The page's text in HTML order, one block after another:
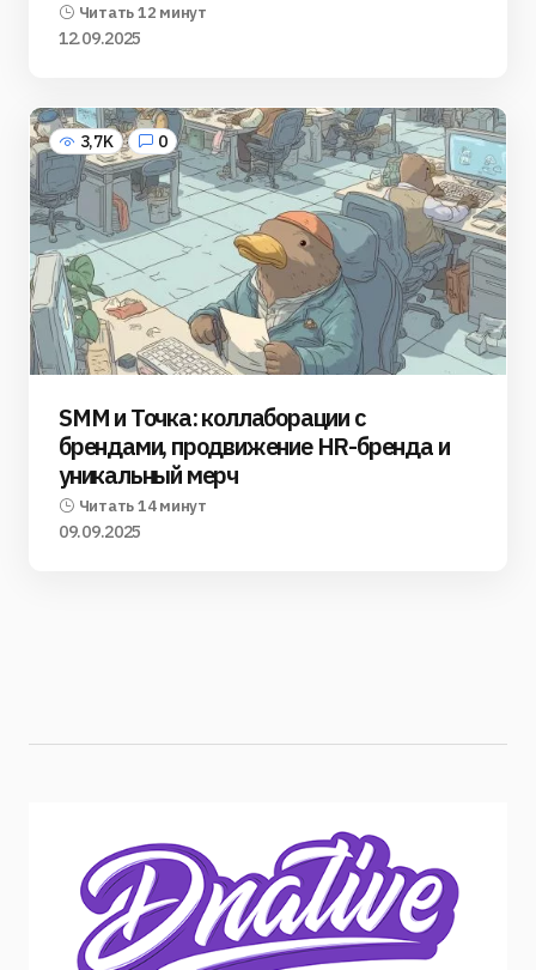
Читать 12 минут
12.09.2025
3,7K 0
SMM и Точка: коллаборации с
брендами, продвижение HR-бренда и
уникальный мерч
Читать 14 минут
09.09.2025